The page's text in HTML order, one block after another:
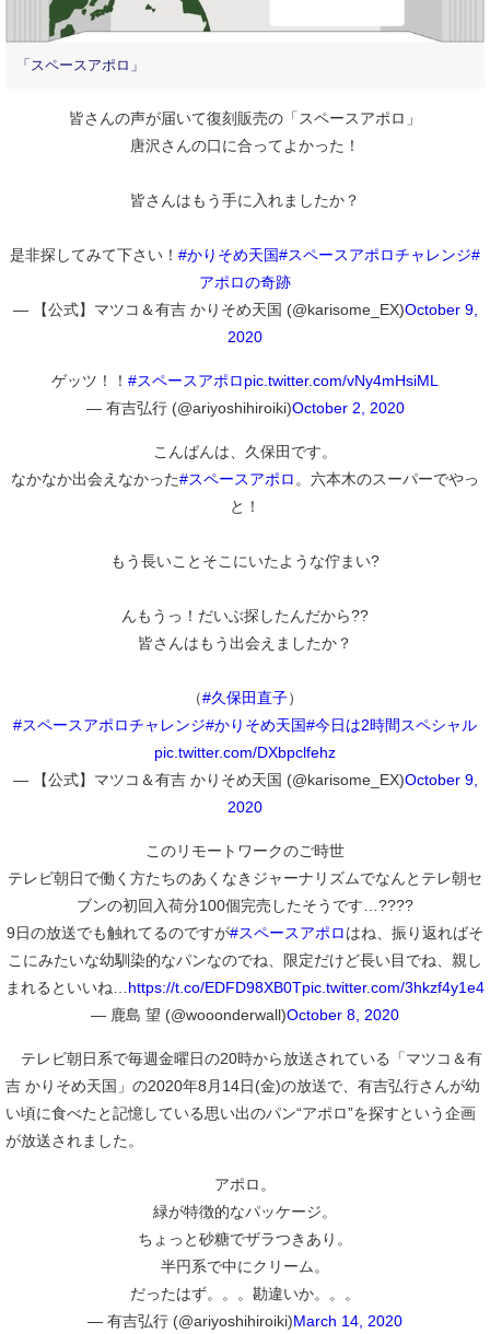
「スペースアポロ」
皆さんの声が届いて復刻販売の「スペースアポロ」
唐沢さんの口に合ってよかった！
皆さんはもう手に入れましたか？
是非探してみて下さい！ #かりそめ天国#スペースアポロチャレンジ#
アポロの奇跡
— 【公式】マツコ＆有吉 かりそめ天国 (@karisome_EX)October 9,
2020
ゲッツ！！ #スペースアポロpic.twitter.com/vNy4mHsiML
— 有吉弘行 (@ariyoshihiroiki)October 2, 2020
こんばんは、久保田です。
なかなか出会えなかった#スペースアポロ 。六本木のスーパーでやっ
と！
もう長いことそこにいたような佇まい?
んもうっ！だいぶ探したんだから??
皆さんはもう出会えましたか？
（#久保田直子）
#スペースアポロチャレンジ#かりそめ天国#今日は2時間スペシャル
pic.twitter.com/DXbpclfehz
— 【公式】マツコ＆有吉 かりそめ天国 (@karisome_EX)October 9,
2020
このリモートワークのご時世
テレビ朝日で働く方たちのあくなきジャーナリズムでなんとテレ朝セ
ブンの初回入荷分100個完売したそうです…????
9日の放送でも触れてるのですが#スペースアポロはね、振り返ればそ
こにみたいな幼馴染的なパンなのでね、限定だけど長い目でね、親し
まれるといいね… https://t.co/EDFD98XB0Tpic.twitter.com/3hkzf4y1e4
— 鹿島 望 (@wooonderwall)October 8, 2020
テレビ朝日系で毎週金曜日の20時から放送されている「マツコ＆有
吉 かりそめ天国」の2020年8月14日(金)の放送で、有吉弘行さんが幼
い頃に食べたと記憶している思い出のパン“アポロ”を探すという企画
が放送されました。
アポロ。
緑が特徴的なパッケージ。
ちょっと砂糖でザラつきあり。
半円系で中にクリーム。
だったはず。。。勘違いか。。。
— 有吉弘行 (@ariyoshihiroiki)March 14, 2020